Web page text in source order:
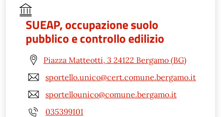
SUEAP, occupazione suolo
pubblico e controllo edilizio
Piazza Matteotti, 3 24122 Bergamo (BG)
sportello.unico@cert.comune.bergamo.it
sportellounico@comune.bergamo.it
035399101